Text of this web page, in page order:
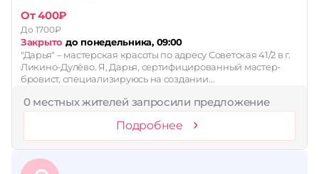
От 400₽
До 1700₽
Закрыто до понедельника, 09:00
"Дарья" – мастерская красоты по адресу Советская 41/2 в г.
Ликино-Дулёво. Я, Дарья, сертифицированный мастер-
бровист, специализируюсь на создании…
0 местных жителей запросили предложение
Подробнее